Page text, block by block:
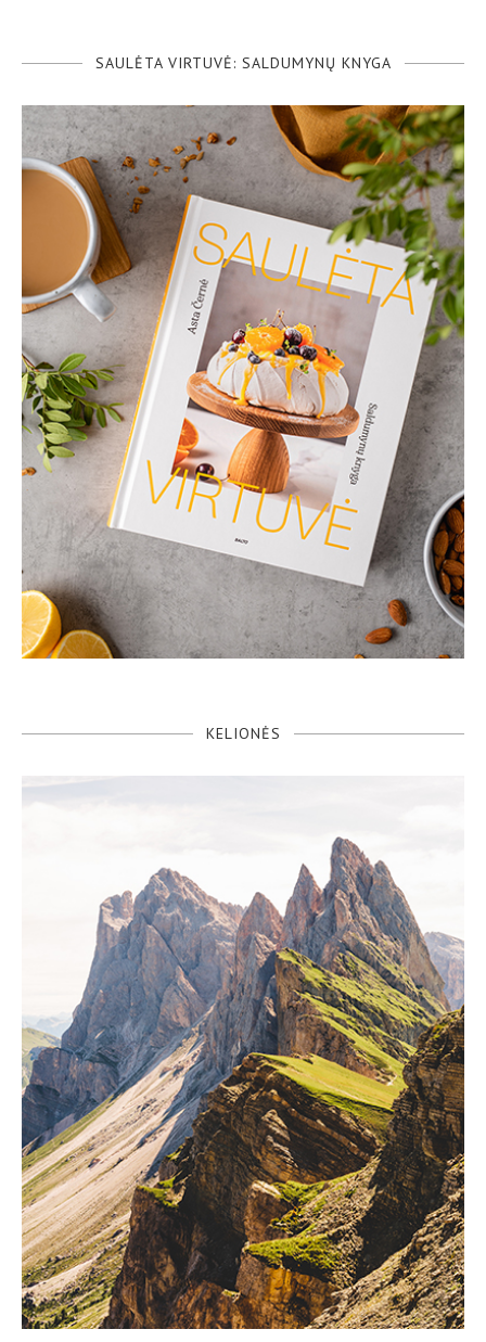
SAULĖTA VIRTUVĖ: SALDUMYNŲ KNYGA
KELIONĖS